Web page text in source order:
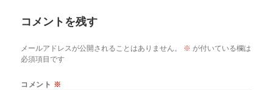
o
o
k
s k
コメントを残す
メールアドレスが公開されることはありません。 ※ が付いている欄は
必須項目です
コメント ※